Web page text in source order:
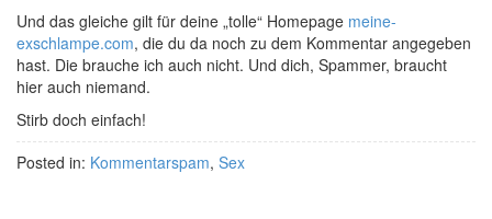
Und das gleiche gilt für deine „tolle“ Homepage meine-
exschlampe.com, die du da noch zu dem Kommentar angegeben
hast. Die brauche ich auch nicht. Und dich, Spammer, braucht
hier auch niemand.
Stirb doch einfach!
Posted in: Kommentarspam, Sex